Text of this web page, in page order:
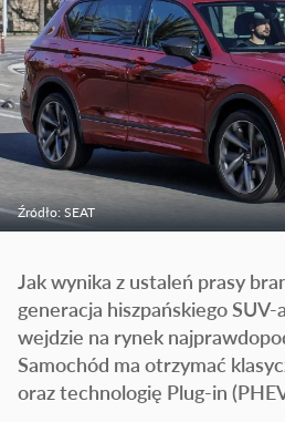
Źródło: SEAT
Jak wynika z ustaleń prasy
generacja hiszpańskiego
wejdzie na rynek
Samochód ma otrzymać
oraz technologię Plug-in